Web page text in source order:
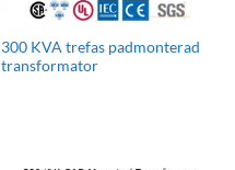
300 KVA trefas padmonterad
transformator